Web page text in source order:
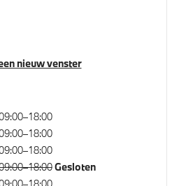
Line met uitgebreide omvang
(Styling 951 M) Bicolor
nieuw venster
Gesloten